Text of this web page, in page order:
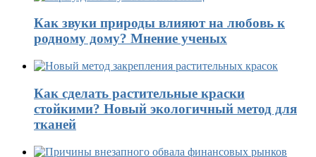
Как звуки природы влияют на любовь к
родному дому? Мнение ученых
Как сделать растительные краски
стойкими? Новый экологичный метод для
тканей